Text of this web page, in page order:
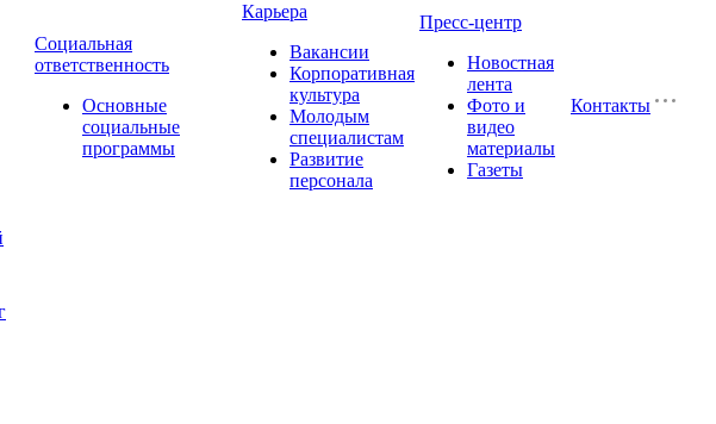
Социальная
ответственность
Основные
социальные
программы
Карьера
Вакансии
Корпоративная
культура
Молодым
специалистам
Развитие
персонала
Пресс-центр
Новостная
лента
Фото и
видео
материалы
Газеты
Контакты